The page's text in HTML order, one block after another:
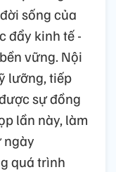
sống của
đẩy kinh tế -
vững. Nội
lưỡng, tiếp
sự đồng
lần này, làm
ngày
quá trình